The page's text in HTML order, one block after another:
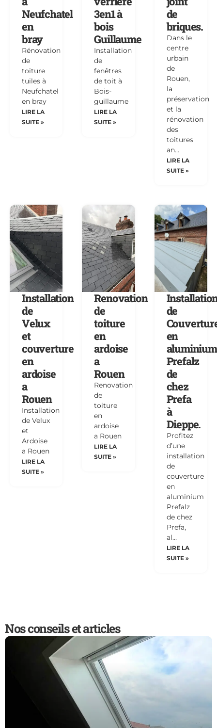
Neufchatel
en
bray
Rénovation
de
toiture
tuiles à
Neufchatel
en bray
LIRE LA
SUITE »
3en1 à
bois
Guillaume
Installation
de
fenêtres
de toit à
Bois-
guillaume
LIRE LA
SUITE »
de
briques.
Dans le
centre
urbain
de
Rouen,
la
préservation
et la
rénovation
des
toitures
an…
LIRE LA
SUITE »
Installation
de
Velux
et
couverture
en
ardoise
a
Rouen
Installation
de Velux
et
Ardoise
a Rouen
LIRE LA
SUITE »
Renovation
de
toiture
en
ardoise
a
Rouen
Renovation
de
toiture
en
ardoise
a Rouen
LIRE LA
SUITE »
de
en
aluminium
Prefalz
de
chez
Prefa
à
Dieppe.
Profitez
d’une
installation
de
couverture
en
aluminium
Prefalz
de chez
Prefa,
al…
LIRE LA
SUITE »
Nos conseils et articles